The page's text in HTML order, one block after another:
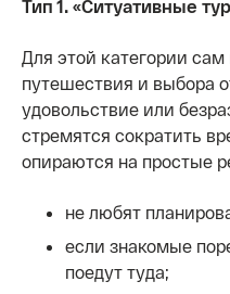
Тип 1. «Ситуативные
Для этой категории
путешествия и выбора
удовольствие или
стремятся сократить
опираются на простые
не любят
если знакомые
поедут туда;